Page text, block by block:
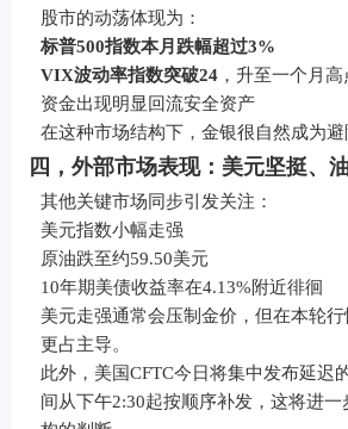
股市的动荡体现为：
标普500指数本月跌幅超过3%
VIX波动率指数突破24 ，升至一个月高
资金出现明显回流安全资产
在这种市场结构下，金银很自然成为避
四，外部市场表现：美元坚挺、
其他关键市场同步引发关注：
美元指数小幅走强
原油跌至约59.50美元
10年期美债收益率在4.13%附近徘徊
美元走强通常会压制金价，但在本轮
更占主导。
此外，美国CFTC今日将集中发布延迟
间从下午2:30起按顺序补发，这将进